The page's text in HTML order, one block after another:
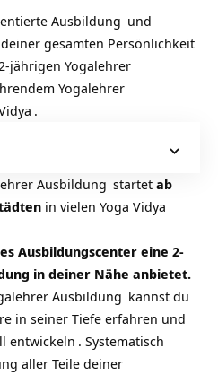
Ausbildung und
gesamten Persönlichkeit
2-jährigen Yogalehrer
Yogalehrer
.
Ausbildung startet ab
in vielen Yoga Vidya
Ausbildungscenter eine 2-
in deiner Nähe anbietet.
Ausbildung kannst du
in seiner Tiefe erfahren und
entwickeln . Systematisch
aller Teile deiner